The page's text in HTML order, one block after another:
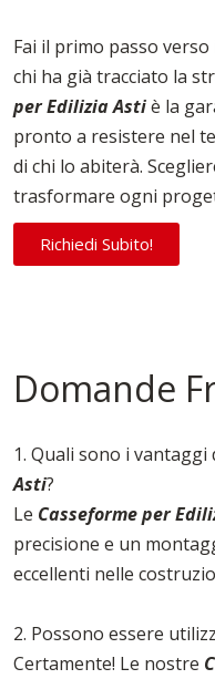
Fai il primo passo
chi ha già tracciato la
per Edilizia Astiè la
pronto a resistere nel
di chi lo abiterà.
trasformare ogni
Richiedi Subito!
Domande
1. Quali sono i vantaggi
Asti?
Le Casseforme per
precisione e un
eccellenti nelle
2. Possono essere
Certamente! Le nostre